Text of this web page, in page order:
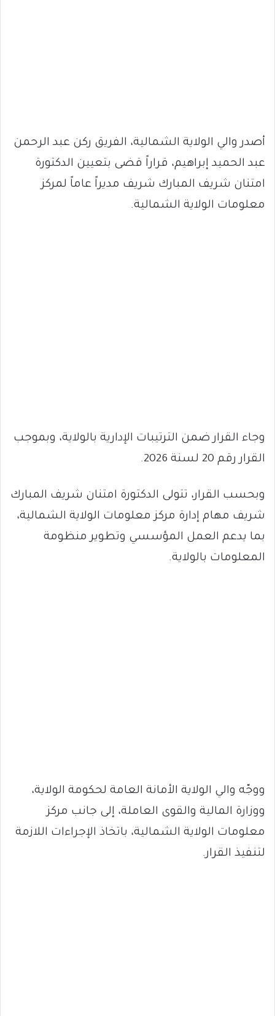
أصدر والي الولاية الشمالية، الفريق ركن عبد الرحمن
عبد الحميد إبراهيم، قراراً قضى بتعيين الدكتورة
امتنان شريف المبارك شريف مديراً عاماً لمركز
معلومات الولاية الشمالية.
وجاء القرار ضمن الترتيبات الإدارية بالولاية، وبموجب
القرار رقم 20 لسنة 2026.
وبحسب القرار، تتولى الدكتورة امتنان شريف المبارك
شريف مهام إدارة مركز معلومات الولاية الشمالية،
بما يدعم العمل المؤسسي وتطوير منظومة
المعلومات بالولاية.
ووجّه والي الولاية الأمانة العامة لحكومة الولاية،
ووزارة المالية والقوى العاملة، إلى جانب مركز
معلومات الولاية الشمالية، باتخاذ الإجراءات اللازمة
لتنفيذ القرار.